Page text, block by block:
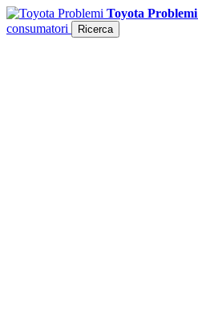
Toyota Problemi
consumatori
Ricerca